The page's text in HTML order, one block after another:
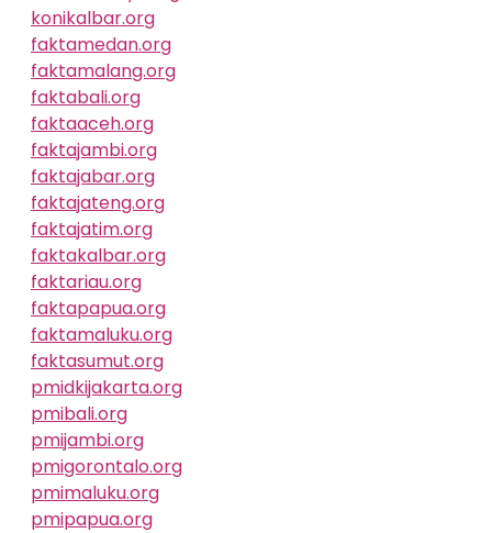
konikalbar.org
faktamedan.org
faktamalang.org
faktabali.org
faktaaceh.org
faktajambi.org
faktajabar.org
faktajateng.org
faktajatim.org
faktakalbar.org
faktariau.org
faktapapua.org
faktamaluku.org
faktasumut.org
pmidkijakarta.org
pmibali.org
pmijambi.org
pmigorontalo.org
pmimaluku.org
pmipapua.org